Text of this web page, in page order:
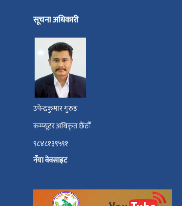
सूचना अधिकारी
उपेन्द्रकुमार गुरुङ
कम्प्यूटर अधिकृत छैंठौँ
९८४८१३९५९१
नँया वेवसाइट